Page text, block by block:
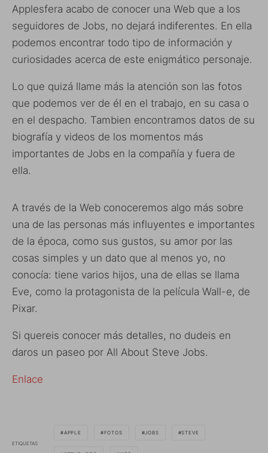
Applesfera acabo de conocer una Web que a los
seguidores de Jobs, no dejará indiferentes. En ella
podemos encontrar todo tipo de información y
curiosidades acerca de este enigmático personaje.
Lo que quizá llame más la atención son las fotos
que podemos ver de él en el trabajo, en su casa o
en el despacho. Tambien encontramos datos de su
biografía y videos de los momentos más
importantes de Jobs en la compañía y fuera de
ella.
A través de la Web conoceremos algo más sobre
una de las personas más influyentes e importantes
de la época, como sus gustos, su amor por las
cosas simples y un dato que al menos yo, no
conocía: tiene varios hijos, una de ellas se llama
Eve, como la protagonista de la película Wall-e, de
Pixar.
Si quereis conocer más detalles, no dudeis en
daros un paseo por All About Steve Jobs.
Enlace
ETIQUETAS
APPLE FOTOS JOBS STEVE